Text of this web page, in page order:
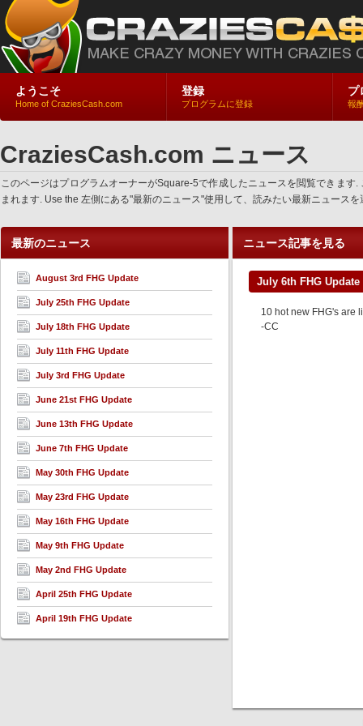
ようこそ
Home of CraziesCash.com
登録
プログラムに登録
プ
報
CraziesCash.com ニュース
このページはプログラムオーナーがSquare-5で作成したニュースを閲覧できま
まれます. Use the 左側にある"最新のニュース"使用して、読みたい最新ニュース
最新のニュース
August 3rd FHG Update
July 25th FHG Update
July 18th FHG Update
July 11th FHG Update
July 3rd FHG Update
June 21st FHG Update
June 13th FHG Update
June 7th FHG Update
May 30th FHG Update
May 23rd FHG Update
May 16th FHG Update
May 9th FHG Update
May 2nd FHG Update
April 25th FHG Update
April 19th FHG Update
ニュース記事を見る
July 6th FHG Update
10 hot new FHG's are
-CC